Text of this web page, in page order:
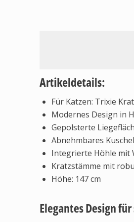
Artikeldetails:
Für Katzen: Trixie
Modernes Design in
Gepolsterte
Abnehmbares
Integrierte Höhle mit
Kratzstämme mit
Höhe: 147 cm
Elegantes Design